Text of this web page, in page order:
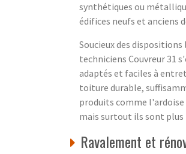
synthétiques ou
édifices neufs et anciens
Soucieux des
techniciens Couvreur 31
adaptés et faciles à
toiture durable,
produits comme
mais surtout ils sont plus
Ravalement et